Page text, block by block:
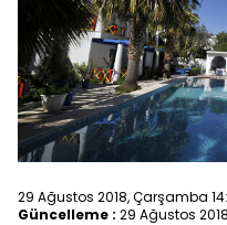
29 Ağustos 2018, Çarşamba
Güncelleme : 29 Ağustos